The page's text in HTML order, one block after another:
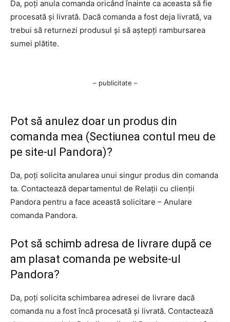
Da, poți anula comanda oricând înainte ca aceasta să fie
procesată și livrată. Dacă comanda a fost deja livrată, va
trebui să returnezi produsul și să aștepți rambursarea
sumei plătite.
– publicitate –
Pot să anulez doar un produs din
comanda mea (Sectiunea contul meu de
pe site-ul Pandora)?
Da, poți solicita anularea unui singur produs din comanda
ta. Contactează departamentul de Relații cu clienții
Pandora pentru a face această solicitare – Anulare
comanda Pandora.
Pot să schimb adresa de livrare după ce
am plasat comanda pe website-ul
Pandora?
Da, poți solicita schimbarea adresei de livrare dacă
comanda nu a fost încă procesată și livrată. Contactează